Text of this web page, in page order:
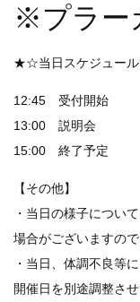
※プラー
★☆当日スケジュー
12:45 受付開始
13:00 説明会
15:00 終了予定
【その他】
・当日の様子につい
場合がございますの
・当日、体調不良等
開催日を別途調整させ